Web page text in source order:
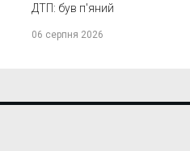
ДТП: був п'яний
06 серпня 2026